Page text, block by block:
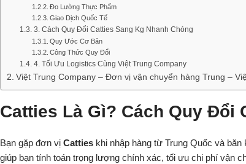
Đo Lường Thực Phẩm
Giao Dịch Quốc Tế
3. Cách Quy Đổi Catties Sang Kg Nhanh Chóng
Quy Ước Cơ Bản
Công Thức Quy Đổi
4. Tối Ưu Logistics Cùng Việt Trung Company
Việt Trung Company – Đơn vị vận chuyển hàng Trung –
Catties Là Gì? Cách Quy Đổi
Bạn gặp đơn vị Catties khi nhập hàng từ Trung Quốc và
giúp bạn tính toán trọng lượng chính xác, tối ưu chi phí vận